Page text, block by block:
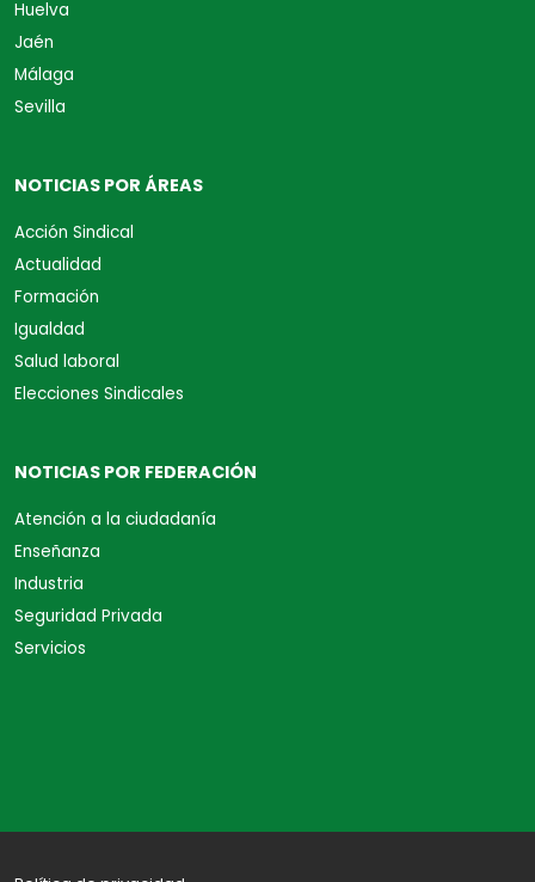
Huelva
Jaén
Málaga
Sevilla
NOTICIAS POR ÁREAS
Acción Sindical
Actualidad
Formación
Igualdad
Salud laboral
Elecciones Sindicales
NOTICIAS POR FEDERACIÓN
Atención a la ciudadanía
Enseñanza
Industria
Seguridad Privada
Servicios